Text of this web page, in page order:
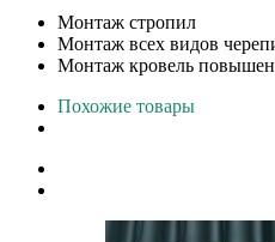
Монтаж стропил
Монтаж всех видов
Монтаж кровель
Похожие товары